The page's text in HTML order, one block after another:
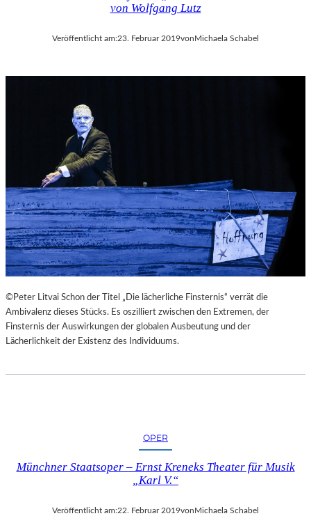
von Wolfgang Lutz
Veröffentlicht am:23. Februar 2019vonMichaela Schabel
©Peter Litvai Schon der Titel „Die lächerliche Finsternis“ verrät die
Ambivalenz dieses Stücks. Es oszilliert zwischen den Extremen, der
Finsternis der Auswirkungen der globalen Ausbeutung und der
Lächerlichkeit der Existenz des Individuums.
OPER
Münchner Staatsoper – Ernst Kreneks Theater für Musik
„Karl V.“
Veröffentlicht am:22. Februar 2019vonMichaela Schabel